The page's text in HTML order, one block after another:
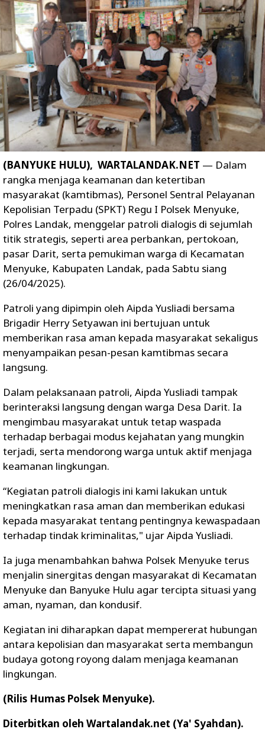
(BANYUKE HULU), WARTALANDAK.NET — Dalam
rangka menjaga keamanan dan ketertiban
masyarakat (kamtibmas), Personel Sentral Pelayanan
Kepolisian Terpadu (SPKT) Regu I Polsek Menyuke,
Polres Landak, menggelar patroli dialogis di sejumlah
titik strategis, seperti area perbankan, pertokoan,
pasar Darit, serta pemukiman warga di Kecamatan
Menyuke, Kabupaten Landak, pada Sabtu siang
(26/04/2025).
Patroli yang dipimpin oleh Aipda Yusliadi bersama
Brigadir Herry Setyawan ini bertujuan untuk
memberikan rasa aman kepada masyarakat sekaligus
menyampaikan pesan-pesan kamtibmas secara
langsung.
Dalam pelaksanaan patroli, Aipda Yusliadi tampak
berinteraksi langsung dengan warga Desa Darit. Ia
mengimbau masyarakat untuk tetap waspada
terhadap berbagai modus kejahatan yang mungkin
terjadi, serta mendorong warga untuk aktif menjaga
keamanan lingkungan.
“Kegiatan patroli dialogis ini kami lakukan untuk
meningkatkan rasa aman dan memberikan edukasi
kepada masyarakat tentang pentingnya kewaspadaan
terhadap tindak kriminalitas," ujar Aipda Yusliadi.
Ia juga menambahkan bahwa Polsek Menyuke terus
menjalin sinergitas dengan masyarakat di Kecamatan
Menyuke dan Banyuke Hulu agar tercipta situasi yang
aman, nyaman, dan kondusif.
Kegiatan ini diharapkan dapat mempererat hubungan
antara kepolisian dan masyarakat serta membangun
budaya gotong royong dalam menjaga keamanan
lingkungan.
(Rilis Humas Polsek Menyuke).
Diterbitkan oleh Wartalandak.net (Ya' Syahdan).